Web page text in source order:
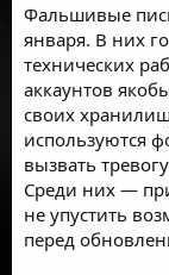
Фальшивые
января. В них
технических
аккаунтов
своих
используются
вызвать
Среди них —
не упустить
перед